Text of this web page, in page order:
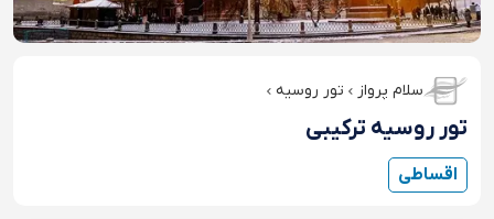
سلام پرواز تور روسیه
تور روسیه ترکیبی
اقساطی